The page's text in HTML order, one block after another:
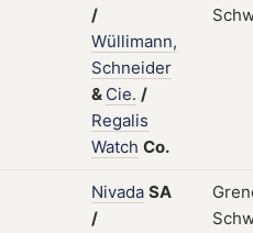
/
Wüllimann,
Schneider
& Cie. /
Regalis
Watch Co.
Nivada SA
/